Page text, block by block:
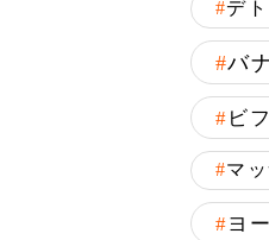
デ
バ
ビ
マ
ヨ